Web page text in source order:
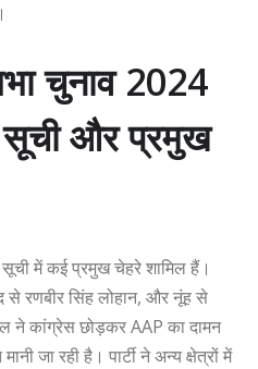
चुनाव 2024
सूची और प्रमुख
सूची में कई प्रमुख चेहरे शामिल हैं।
से रणबीर सिंह लोहान, और नूंह से
ने कांग्रेस छोड़कर AAP का दामन
जा रही है। पार्टी ने अन्य क्षेत्रों में